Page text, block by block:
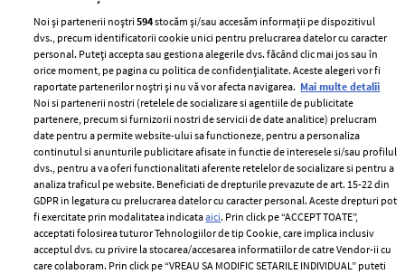
ELLE Style Awards
2024
Despre ELLE
Romania
Contact
Abonamente
Termeni si conditii
Politica de
confidențialitate
Politica de cookies
Publicitate
Noi și partenerii noștri594stocăm și/sau accesăm informații pe dispozitivul
dvs., precum identificatorii cookie unici pentru prelucrarea datelor cu caracter
personal. Puteți accepta sau gestiona alegerile dvs. făcând clic mai jos sau în
orice moment, pe pagina cu politica de confidențialitate. Aceste alegeri vor fi
raportate partenerilor noștri și nu vă vor afecta navigarea. Mai multe detalii
Noi si partenerii nostri (retelele de socializare si agentiile de publicitate
partenere, precum si furnizorii nostri de servicii de date analitice) prelucram
date pentru a permite website-ului sa functioneze, pentru a personaliza
continutul si anunturile publicitare afisate in functie de interesele si/sau profilul
dvs., pentru a va oferi functionalitati aferente retelelor de socializare si pentru a
analiza traficul pe website. Beneficiati de drepturile prevazute de art. 15-22 din
GDPR in legatura cu prelucrarea datelor cu caracter personal. Aceste drepturi pot
fi exercitate prin modalitatea indicataaici. Prin click pe “ACCEPT TOATE”,
acceptati folosirea tuturor Tehnologiilor de tip Cookie, care implica inclusiv
acceptul dvs. cu privire la stocarea/accesarea informatiilor de catre Vendor-ii cu
care colaboram. Prin click pe “VREAU SA MODIFIC SETARILE INDIVIDUAL” puteti